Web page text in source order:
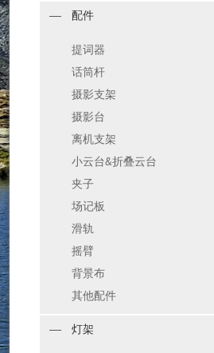
配件
提词器
话筒杆
摄影支架
摄影台
离机支架
小云台&折叠云台
夹子
场记板
滑轨
摇臂
背景布
其他配件
灯架